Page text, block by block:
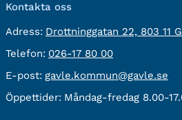
Kontakta oss
Adress: besöksadress:
Drottninggatan 22, 803 11
Telefon: Telefon:
026-17 80 00
E-post: E-
post:
gavle.kommun@gavle.se
Öppettider: Måndag-fredag 8.00-